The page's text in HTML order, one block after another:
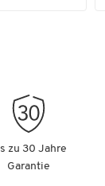
zu 30 Jahre
Garantie